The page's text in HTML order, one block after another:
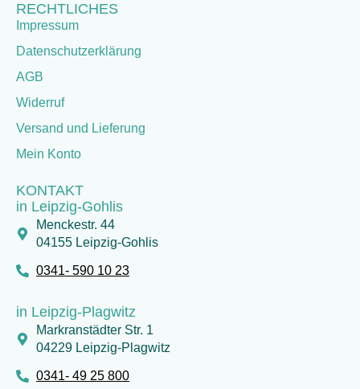
RECHTLICHES
Impressum
Datenschutzerklärung
AGB
Widerruf
Versand und Lieferung
Mein Konto
KONTAKT
in Leipzig-Gohlis
Menckestr. 44
04155 Leipzig-Gohlis
0341- 590 10 23
in Leipzig-Plagwitz
Markranstädter Str. 1
04229 Leipzig-Plagwitz
0341- 49 25 800